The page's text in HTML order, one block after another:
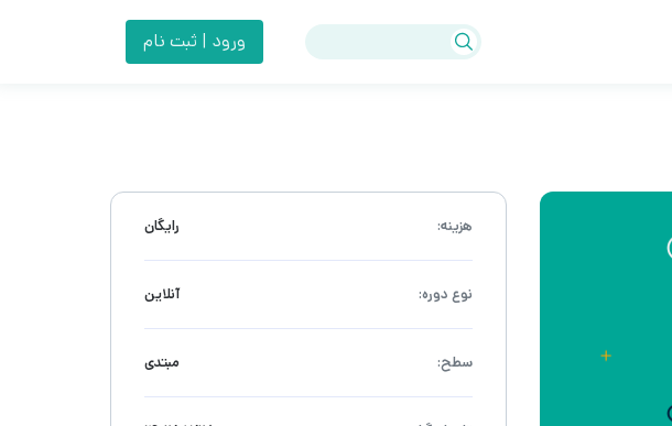
ورود | ثبت نام
هزینه: رایگان
نوع دوره: آنلاین
سطح: مبتدی